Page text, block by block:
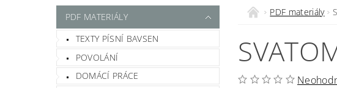
NAPIŠTE MI
PODMÍNKY
PDF MATERIÁLY
TEXTY PÍSNÍ BAVSEN
POVOLÁNÍ
DOMÁCÍ PRÁCE
PDF materiály